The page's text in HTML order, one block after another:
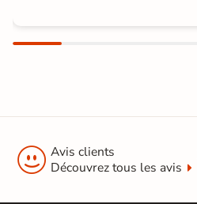
 Avis clients
Découvrez tous les avis